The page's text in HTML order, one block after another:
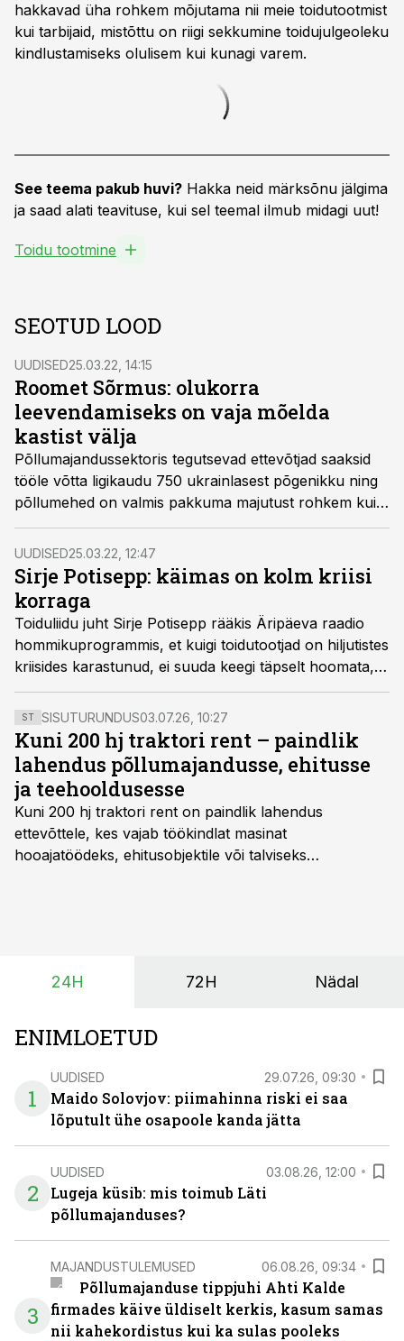
hakkavad üha rohkem mõjutama nii meie toidutootmist
kui tarbijaid, mistõttu on riigi sekkumine toidujulgeoleku
kindlustamiseks olulisem kui kunagi varem.
See teema pakub huvi? Hakka neid märksõnu jälgima
ja saad alati teavituse, kui sel teemal ilmub midagi uut!
Toidu tootmine
SEOTUD LOOD
UUDISED25.03.22, 14:15
Roomet Sõrmus: olukorra
leevendamiseks on vaja mõelda
kastist välja
Põllumajandussektoris tegutsevad ettevõtjad saaksid
tööle võtta ligikaudu 750 ukrainlasest põgenikku ning
põllumehed on valmis pakkuma majutust rohkem kui
tuhandele põgenikule, rääkis Eesti Põllumajandus-
Kaubanduskoja juht Roomet Sõrmus Äripäeva raadio
hommikuprogrammis. Järgneb intervjuu Roomet
Sõrmusega, intervjueeris Janno Riispapp.
UUDISED25.03.22, 12:47
Sirje Potisepp: käimas on kolm kriisi
korraga
Toiduliidu juht Sirje Potisepp rääkis Äripäeva raadio
hommikuprogrammis, et kuigi toidutootjad on hiljutistes
kriisides karastunud, ei suuda keegi täpselt hoomata,
millised mõjud võivad kaasneda sõjaga. Tema sõnul
saabub lõplik tõehetk sügisel, kui Ukrainas algaks
tavapäraselt viljakoristusaeg.
ST SISUTURUNDUS03.07.26, 10:27
Kuni 200 hj traktori rent – paindlik
lahendus põllumajandusse, ehitusse
ja teehooldusesse
Kuni 200 hj traktori rent on paindlik lahendus
ettevõttele, kes vajab töökindlat masinat
hooajatöödeks, ehitusobjektile või talviseks
on suurim ning iga töötund on oluline.
24H 72H Nädal
ENIMLOETUD
1
UUDISED 29.07.26, 09:30
Maido Solovjov: piimahinna riski ei saa
lõputult ühe osapoole kanda jätta
2
UUDISED 03.08.26, 12:00
Lugeja küsib: mis toimub Läti
põllumajanduses?
3
MAJANDUSTULEMUSED 06.08.26, 09:34
Põllumajanduse tippjuhi Ahti Kalde
firmades käive üldiselt kerkis, kasum samas
nii kahekordistus kui ka sulas pooleks